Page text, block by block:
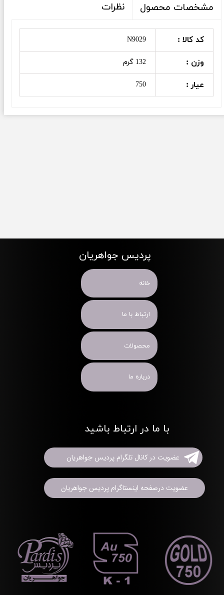
مشخصات محصول نظرات
کد کالا : N9029
وزن : 132 گرم
عیار : 750
پردیس جواهریان
خانه
ارتباط با ما
محصولات
درباره ما
با ما در ارتباط باشید
عضویت در کانال تلگرام پردیس جواهریان
عضویت درصفحه اینستاگرام پردیس جواهریان